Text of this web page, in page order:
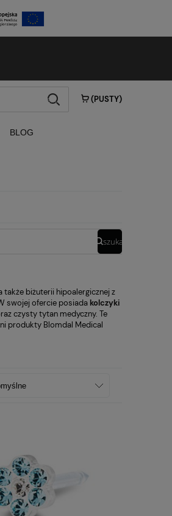
(PUSTY)
szukaj
BLOG
szukaj
biżuterii hipoalergicznej z
swojej ofercie posiada kolczyki
czysty tytan medyczny. Te
produkty Blomdal Medical